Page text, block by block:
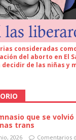
consideradas
del aborto en El
decidir de las niñas y
que se
trans
2026 Comentarios